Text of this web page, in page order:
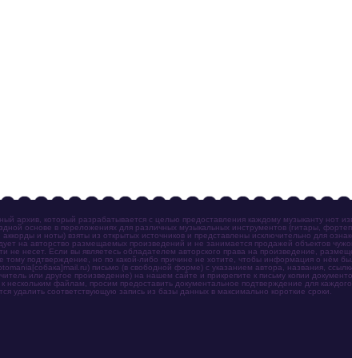
архив, который разрабатывается с целью предоставления каждому музыканту нот
основе в переложениях для различных музыкальных инструментов (гитары,
и ноты) взяты из открытых источников и представлены исключительно для
на авторство размещаемых произведений и не занимается продажей объектов
не несет. Если вы являетесь обладателем авторского права на произведение,
тому подтверждение, но по какой-либо причине не хотите, чтобы информация о нём
письмо (в свободной форме) с указанием автора, названия,
или другое произведение) на нашем сайте и прикрепите к письму копии
нескольким файлам, просим предоставить документальное подтверждение для
удалить соответствующую запись из базы данных в максимально короткие сроки.